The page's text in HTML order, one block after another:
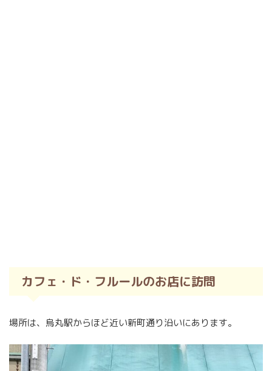
カフェ・ド・フルールのお店に訪問
場所は、烏丸駅からほど近い新町通り沿いにあります。